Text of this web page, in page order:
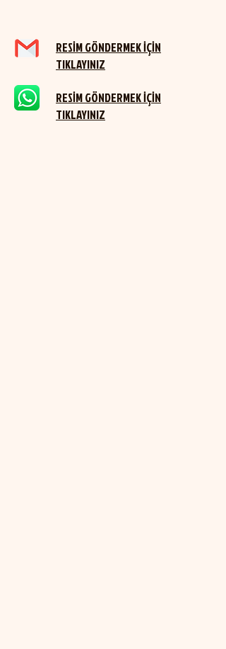
RESİM GÖNDERMEK İÇİN
TIKLAYINIZ
RESİM GÖNDERMEK İÇİN
TIKLAYINIZ